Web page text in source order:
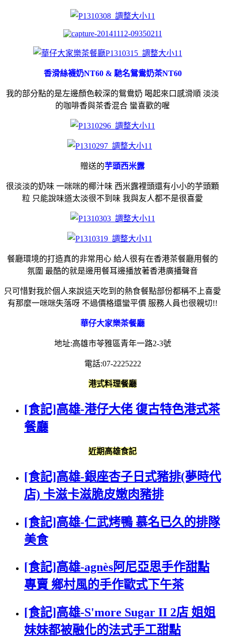
香滑絲襪奶NT60 & 馳名鴛鴦奶茶NT60
我的部分點的是左邊顏色較深的鴛鴦奶 喝起來口感滑順 淡淡
的咖啡香與茶香混合 蠻喜歡的喔
贈送的芋頭西米露
很淡淡的奶味 一咪咪的椰汁味 西米露裡頭還有小小的芋頭顆
粒 只能說味道太淡很不到味 我與友人都不是很喜愛
餐廳環境的打造真的非常用心 給人很有在香港茶餐廳用餐的
氛圍 最酷的就是邊用餐耳邊播放著香港廣播聲音
只可惜對我於個人來說這天吃到的熱食餐點部份都稱不上喜愛
有那麼一咪咪失落呀 不過價格還蠻平價 服務人員也很親切!!
華仔大家樂茶餐廳
地址:高雄市苓雅區青年一路2-3號
電話:07-2225222
港式料理餐廳
[食記]高雄-港仔大佬 復古特色港式茶
餐廳
近期高雄食記
[食記]高雄-銀座杏子日式豬排(夢時代
店) 卡滋卡滋脆皮嫩肉豬排
[食記]高雄-仁武烤鴨 慕名已久的排隊
美食
[食記]高雄-agnès阿尼亞思手作甜點
專賣 鄉村風的手作歐式下午茶
[食記]高雄-S'more Sugar II 2店 姐姐
妹妹都被融化的法式手工甜點